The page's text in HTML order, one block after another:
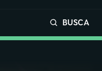
BUSCA